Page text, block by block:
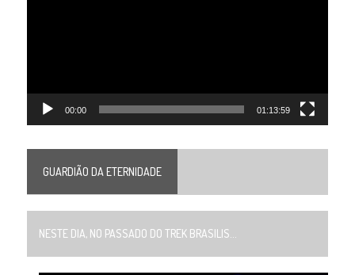
00:00 01:13:59
GUARDIÃO DA ETERNIDADE
NESTE DIA, NO PASSADO DO TREK BRASILIS...